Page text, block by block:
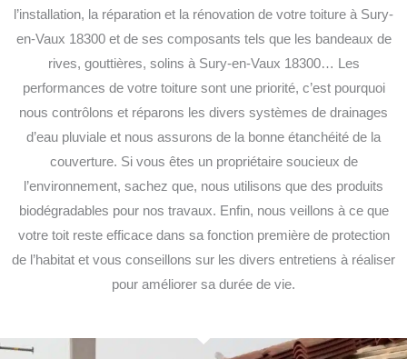
l’installation, la réparation et la rénovation de votre toiture à Sury-
en-Vaux 18300 et de ses composants tels que les bandeaux de
rives, gouttières, solins à Sury-en-Vaux 18300… Les
performances de votre toiture sont une priorité, c’est pourquoi
nous contrôlons et réparons les divers systèmes de drainages
d’eau pluviale et nous assurons de la bonne étanchéité de la
couverture. Si vous êtes un propriétaire soucieux de
l’environnement, sachez que, nous utilisons que des produits
biodégradables pour nos travaux. Enfin, nous veillons à ce que
votre toit reste efficace dans sa fonction première de protection
de l’habitat et vous conseillons sur les divers entretiens à réaliser
pour améliorer sa durée de vie.